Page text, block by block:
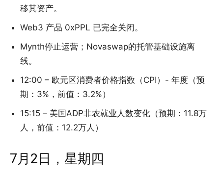
移其资产。
Web3 产品 0xPPL 已完全关闭。
Mynth停止运营；Novaswap的托管基础设施离
线。
12:00 – 欧元区消费者价格指数（CPI）- 年度（预
期：3%，前值：3.2%）
15:15 – 美国ADP非农就业人数变化（预期：11.8万
人，前值：12.2万人）
7月2日，星期四